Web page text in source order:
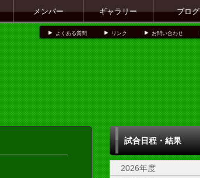
メンバー ギャラリー ブログ
よくある質問 リンク お問い合わせ
試合日程・結果
2026年度